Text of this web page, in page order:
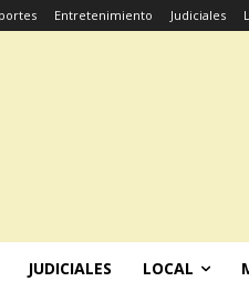
Entretenimiento Judiciales
JUDICIALES LOCAL